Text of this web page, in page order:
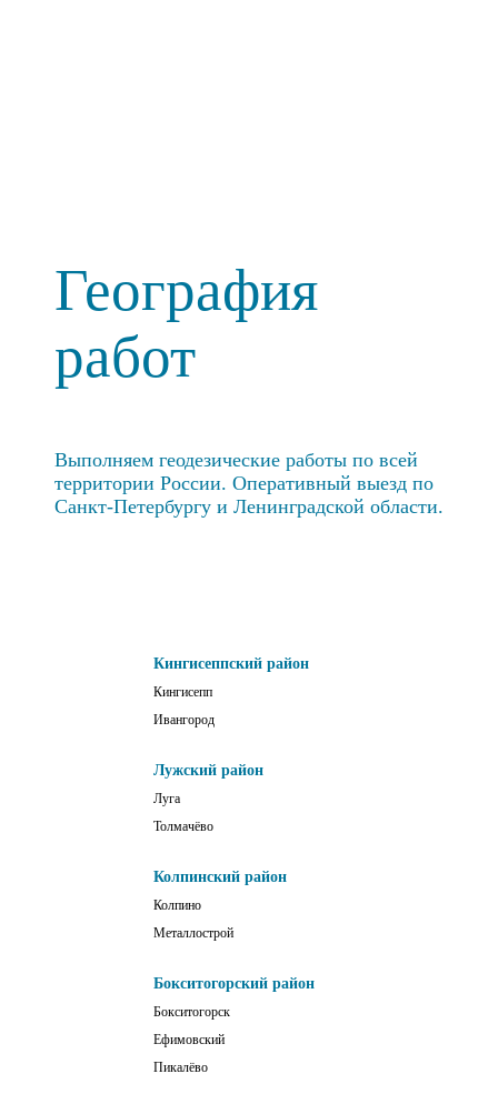
География
работ
Выполняем геодезические работы по всей
территории России. Оперативный выезд по
Санкт-Петербургу и Ленинградской области.
Кингисеппский район
Кингисепп
Ивангород
Лужский район
Луга
Толмачёво
Колпинский район
Колпино
Металлострой
Бокситогорский район
Бокситогорск
Ефимовский
Пикалёво